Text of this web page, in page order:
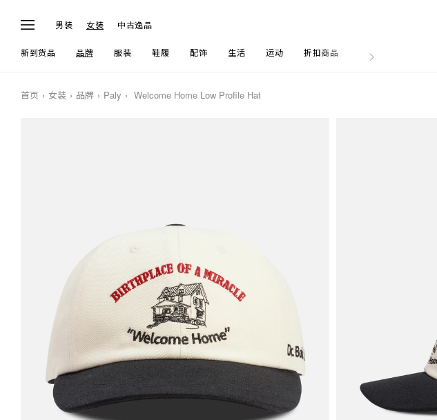
男装 女装 中古逸品
新到货品 品牌 服装 鞋履 配饰 生活 运动 折扣商品 文章
首页 女装 品牌 Paly Welcome Home Low Profile Hat